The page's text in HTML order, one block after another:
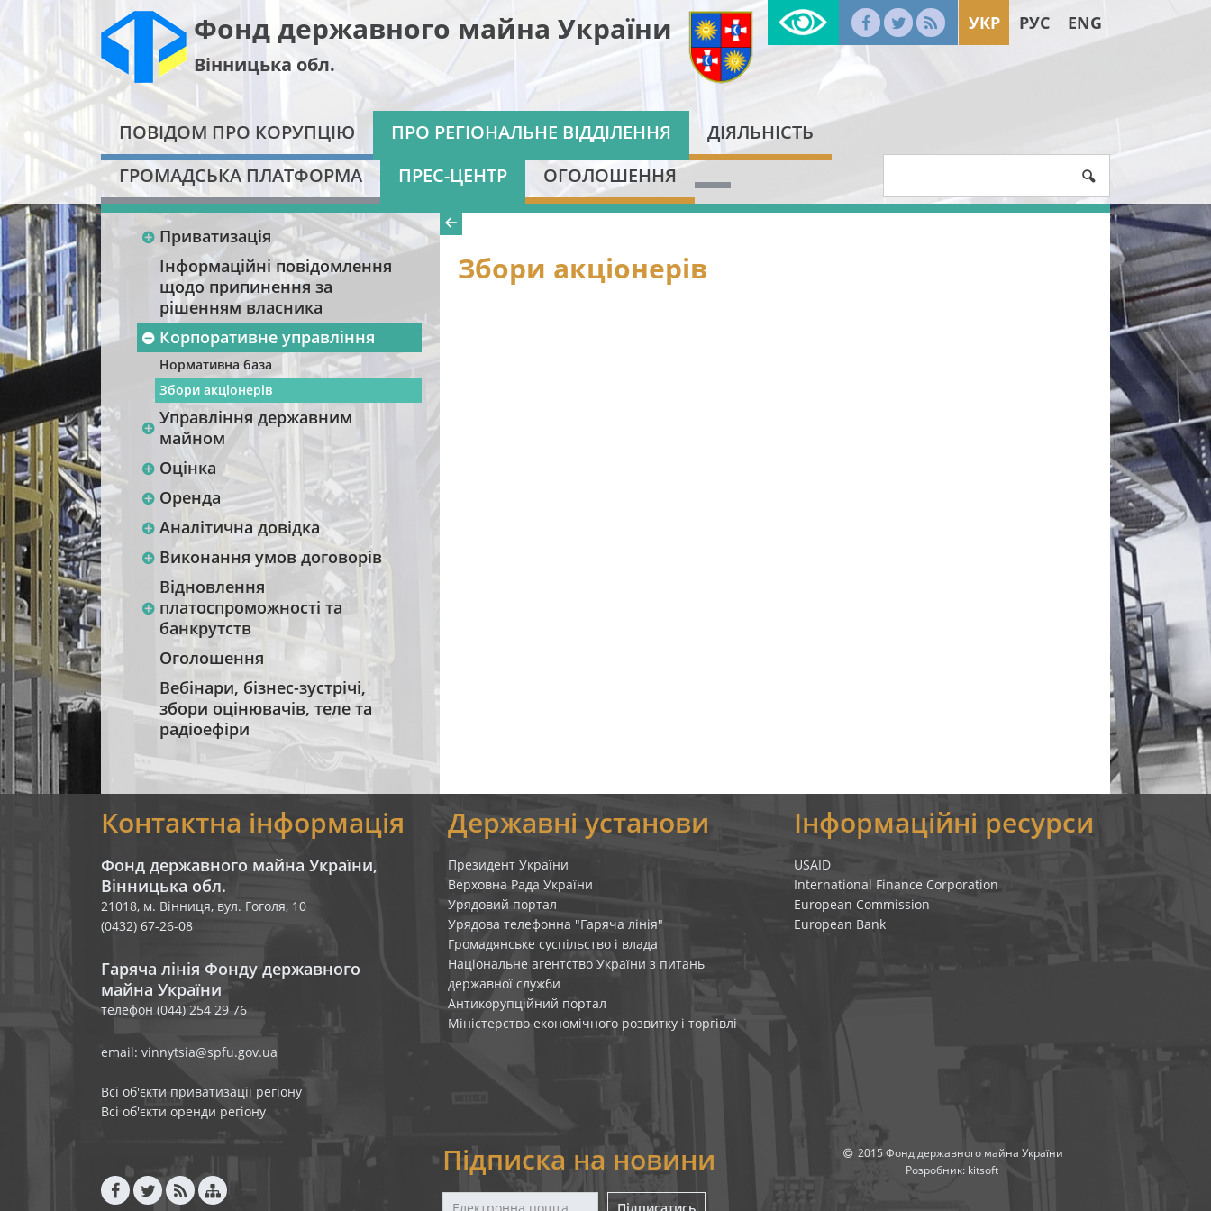
Фонд державного майна України
Вінницька обл.
УКР РУС ENG
ПОВІДОМ ПРО КОРУПЦІЮ ПРО РЕГІОНАЛЬНЕ ВІДДІЛЕННЯ
ДІЯЛЬНІСТЬ
ГРОМАДСЬКА ПЛАТФОРМА
ПРЕС-ЦЕНТР ОГОЛОШЕННЯ
Приватизація
Інформаційні повідомлення
щодо припинення за
рішенням власника
Корпоративне управління
Нормативна база
Збори акціонерів
Управління державним
майном
Оцінка
Оренда
Аналітична довідка
Виконання умов договорів
Відновлення
платоспроможності та
банкрутств
Оголошення
Вебінари, бізнес-зустрічі,
збори оцінювачів, теле та
радіоефіри
Збори акціонерів
Контактна інформація
Фонд державного майна України,
Вінницька обл.
21018, м. Вінниця, вул. Гоголя, 10
(0432) 67-26-08
Гаряча лінія Фонду державного
майна України
телефон (044) 254 29 76
email: vinnytsia@spfu.gov.ua
Всі об'єкти приватизації регіону
Всі об'єкти оренди регіону
Державні установи
Президент України
Верховна Рада України
Урядовий портал
Урядова телефонна "Гаряча лінія"
Громадянське суспільство і влада
Національне агентство України з питань
державної служби
Антикорупційний портал
Міністерство економічного розвитку і торгівлі
Інформаційні ресурси
USAID
International Finance Corporation
European Commission
European Bank
Підписка на новини
2015 Фонд державного майна України
Розробник: kitsoft